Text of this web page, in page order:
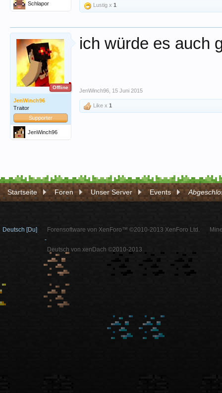
Schlapor Lustig x 1
Offline
JenWinch96
Traitor
Supporter
JenWinch96
ich würde es auch
JenWinch96 15 Juni 2015
Like x 1
Startseite Foren Unser Server Events
Deutsch [Du]
Forensoftware von XenForo™ ©2010-2013 XenForo Ltd.
-
Deutsch von xenDach ©2010-2013